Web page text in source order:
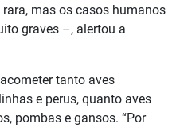
mas os casos humanos
graves –, alertou a
tanto aves
e perus, quanto aves
pombas e gansos. “Por